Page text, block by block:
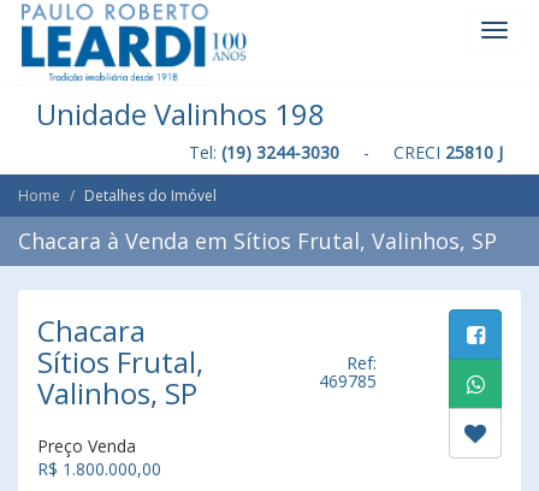
Unidade Valinhos 198
Tel: (19) 3244-3030 - CRECI 25810 J
Home Detalhes do Imóvel
Chacara à Venda em Sítios Frutal, Valinhos, SP
Chacara
Sítios Frutal,
Valinhos, SP
Ref:
469785
Preço Venda
R$ 1.800.000,00